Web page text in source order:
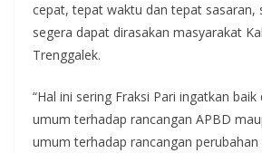
cepat, tepat waktu dan tepat sasaran,
segera dapat dirasakan masyarakat
Trenggalek.
“Hal ini sering Fraksi Pari ingatkan
umum terhadap rancangan APBD
umum terhadap rancangan perubahan